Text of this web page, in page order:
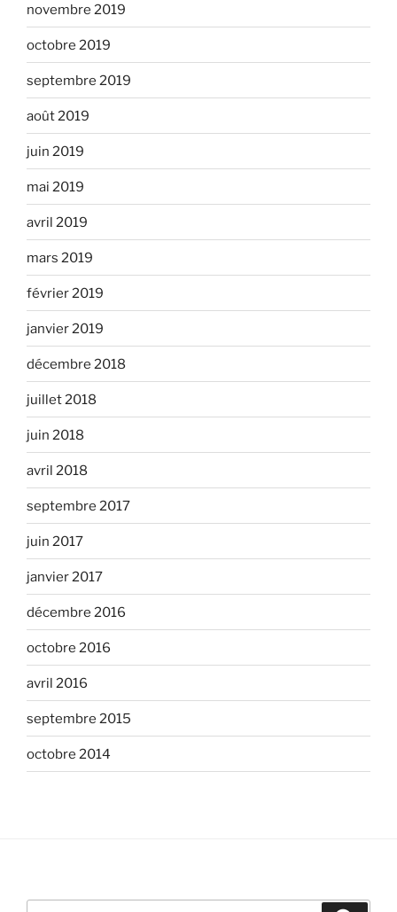
novembre 2019
octobre 2019
septembre 2019
août 2019
juin 2019
mai 2019
avril 2019
mars 2019
février 2019
janvier 2019
décembre 2018
juillet 2018
juin 2018
avril 2018
septembre 2017
juin 2017
janvier 2017
décembre 2016
octobre 2016
avril 2016
septembre 2015
octobre 2014